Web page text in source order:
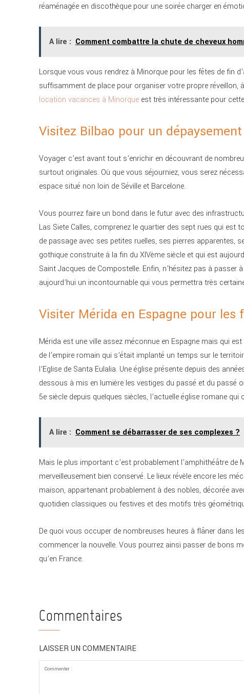
réaménagée en discothèque pour une soirée charger en
A lire : Comment combattre la chute de cheveux
Lorsque vous vous rendrez à Minorque pour les fêtes de fin
suffisamment de place pour organiser votre propre réveillon,
location vacances à Minorque est très intéressante pour
Visitez Bilbao pour un
Voyager c’est avant tout s’enrichir en découvrant de
surtout originales. Où que vous séjourniez, vous serez
espace situé non loin de Séville et Barcelone.
Vous pourrez faire un bond dans le futur avec des
Las Siete Calles, comprenez le quartier des sept rues qui
de passage avec ses petites ruelles, ses pierres
gothique construite à la fin du XIVème siècle et qui est
Saint Jacques de Compostelle. Enfin, n’hésitez pas à passer
aujourd’hui un incontournable qui vous permettra très
Visiter Mérida en Espagne pour les
Mérida est une ville assez méconnue en Espagne mais qui
de l’empire romain qui s’était implanté un temps sur le
l’Eglise de Santa Eulalia. Une église présente depuis des
dessous à mis en lumière les vestiges du passé et du passé
5e siècle depuis quelques siècles, l’actuelle église romane
A lire : Comment se débarrasser de ses complexes ?
Mais le plus important c’est probablement l’amphithéâtre de
merveilleusement bien conservé. Le lieux révèle encore les
maison, appartenant probablement à des nobles, décorée
quotidien classiques ou festives et des motifs très
De quoi vous occuper de nombreuses heures à flâner dans
commencer la nouvelle. Vous pourrez ainsi passer de bons
qu’en France.
Commentaires
LAISSER UN COMMENTAIRE